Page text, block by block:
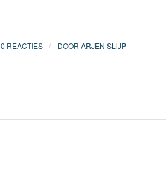
0 REACTIES / DOOR ARJEN SLIJP